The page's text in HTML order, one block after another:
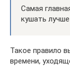
Самая
кушать
Такое правило
времени,